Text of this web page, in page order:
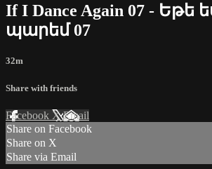
If I Dance Again 07 - Եթե
պարեմ 07
32m
Share with friends
Facebook XEmail
Share on Facebook
Share on X
Share via Email